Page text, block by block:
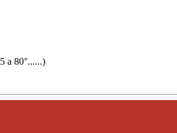
a 80°......)